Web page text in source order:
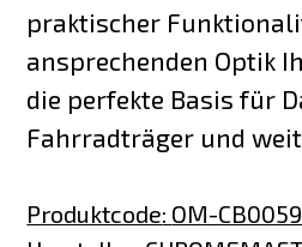
praktischer
ansprechenden Optik
die perfekte Basis für
Fahrradträger und
Produktcode: OM-